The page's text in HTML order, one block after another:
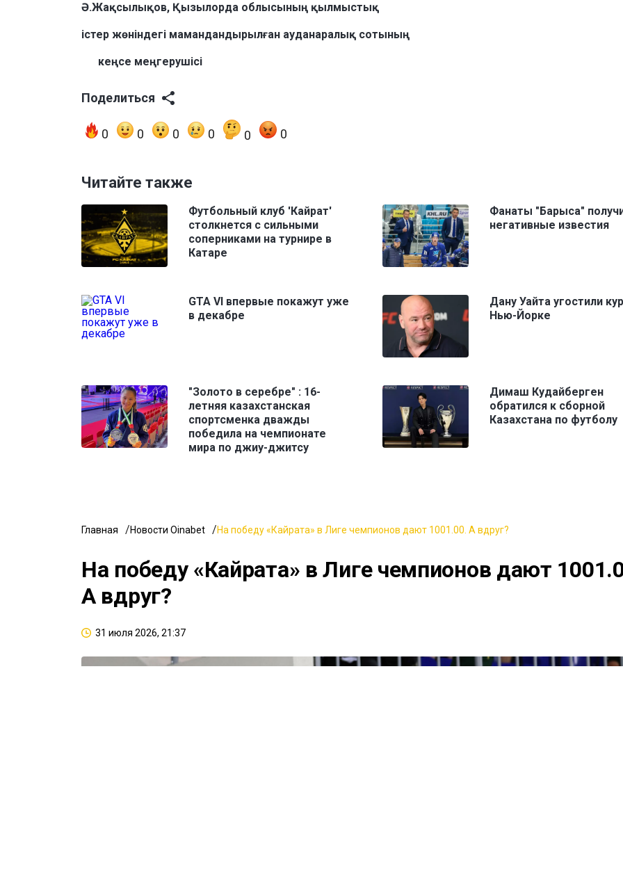
Ә.Жақсылықов, Қызылорда облысының қылмыстық
істер жөніндегі мамандандырылған ауданаралық сотының
кеңсе меңгерушісі
Поделиться
0 0 0 0 0 0
Читайте также
Футбольный клуб 'Кайрат'
столкнется с сильными
соперниками на турнире в
Катаре
Фанаты "Барыса"
негативные известия
GTA VI впервые покажут уже
в декабре
Дану Уайта угостили
Нью-Йорке
"Золото в серебре" : 16-
летняя казахстанская
спортсменка дважды
победила на чемпионате
мира по джиу-джитсу
Димаш Кудайберген
обратился к сборной
Казахстана по футболу
Главная Новости Oinabet На победу «Кайрата» в Лиге чемпионов дают 1001.00. А вдруг?
На победу «Кайрата» в Лиге чемпионов дают
А вдруг?
31 июля 2026, 21:37